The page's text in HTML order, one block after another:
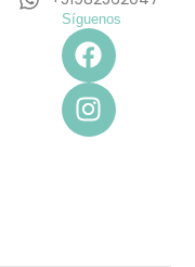
Síguenos
F
a
c
e
b
I
n
s
t
a
m